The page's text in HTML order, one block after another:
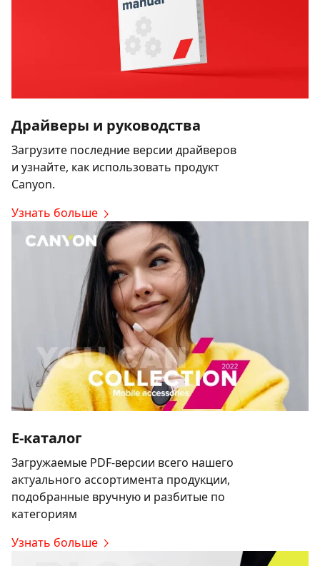
Драйверы и руководства
Загрузите последние версии драйверов
и узнайте, как использовать продукт
Canyon.
Узнать больше
E-каталог
Загружаемые PDF-версии всего нашего
актуального ассортимента продукции,
подобранные вручную и разбитые по
категориям
Узнать больше